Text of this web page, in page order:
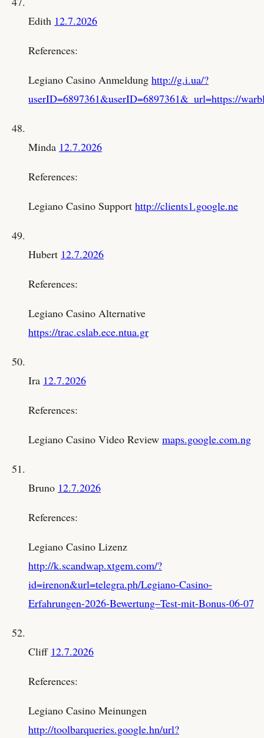
Edith 12.7.2026
References:
Legiano Casino Anmeldung http://g.i.ua/?
userID=6897361&userID=6897361&_url=https://
Minda 12.7.2026
References:
Legiano Casino Support http://clients1.google.ne
Hubert 12.7.2026
References:
Legiano Casino Alternative
https://trac.cslab.ece.ntua.gr
Ira 12.7.2026
References:
Legiano Casino Video Review maps.google.com.ng
Bruno 12.7.2026
References:
Legiano Casino Lizenz
http://k.scandwap.xtgem.com/?
id=irenon&url=telegra.ph/Legiano-Casino-
Erfahrungen-2026-Bewertung–Test-mit-Bonus-06-07
Cliff 12.7.2026
References:
Legiano Casino Meinungen
http://toolbarqueries.google.hn/url?